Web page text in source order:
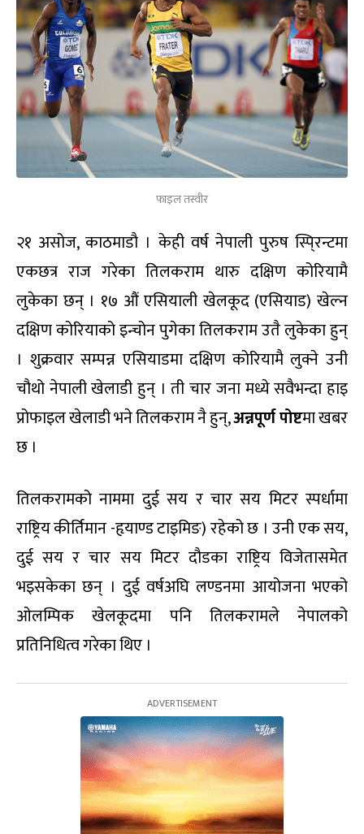
फाइल तस्वीर
२१ असोज, काठमाडौ । केही वर्ष नेपाली पुरुष स्पि्रन्टमा
एकछत्र राज गरेका तिलकराम थारु दक्षिण कोरियामै
लुकेका छन् । १७ औं एसियाली खेलकूद (एसियाड) खेल्न
दक्षिण कोरियाको इन्चोन पुगेका तिलकराम उतै लुकेका हुन्
। शुक्रवार सम्पन्न एसियाडमा दक्षिण कोरियामै लुक्ने उनी
चौथो नेपाली खेलाडी हुन् । ती चार जना मध्ये सवैभन्दा हाइ
प्रोफाइल खेलाडी भने तिलकराम नै हुन्,अन्नपूर्ण पोष्टमा खबर
छ ।
तिलकरामको नाममा दुई सय र चार सय मिटर स्पर्धामा
राष्ट्रिय कीर्तिमान -हृयाण्ड टाइमिङ) रहेको छ । उनी एक सय,
दुई सय र चार सय मिटर दौडका राष्ट्रिय विजेतासमेत
भइसकेका छन् । दुई वर्षअघि लण्डनमा आयोजना भएको
ओलम्पिक खेलकूदमा पनि तिलकरामले नेपालको
प्रतिनिधित्व गरेका थिए ।